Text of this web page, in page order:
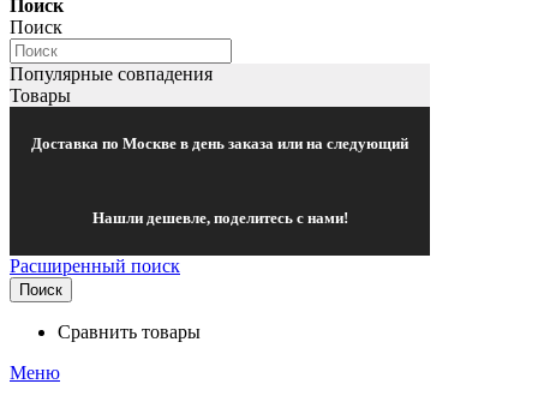
Поиск
Поиск
Популярные совпадения
Товары
Доставка по Москве в день заказа или на следующий
Нашли дешевле, поделитесь с нами!
Расширенный поиск
Поиск
Сравнить товары
Меню